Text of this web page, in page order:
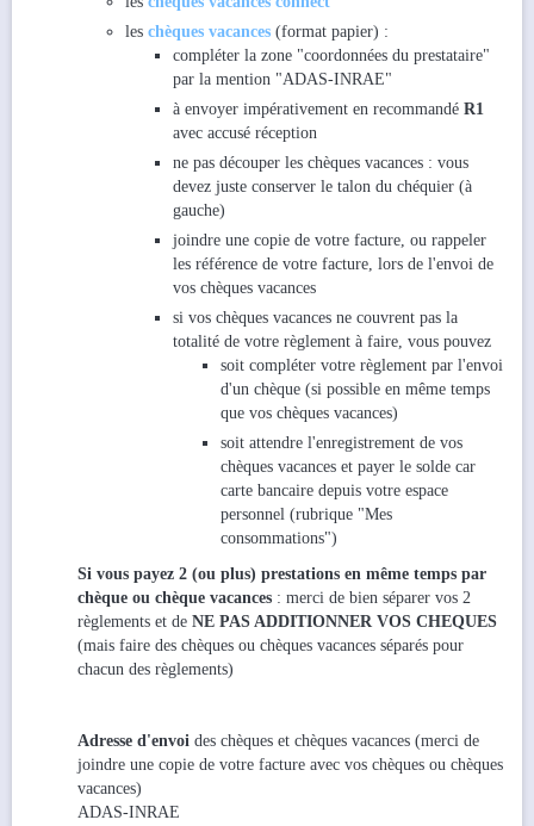
les chèques vacances (format papier) :
compléter la zone "coordonnées du prestataire"
par la mention "ADAS-INRAE"
à envoyer impérativement en recommandé R1
avec accusé réception
ne pas découper les chèques vacances : vous
devez juste conserver le talon du chéquier (à
gauche)
joindre une copie de votre facture, ou rappeler
les référence de votre facture, lors de l'envoi de
vos chèques vacances
si vos chèques vacances ne couvrent pas la
totalité de votre règlement à faire, vous pouvez
soit compléter votre règlement par l'envoi
d'un chèque (si possible en même temps
que vos chèques vacances)
soit attendre l'enregistrement de vos
chèques vacances et payer le solde car
carte bancaire depuis votre espace
personnel (rubrique "Mes
consommations")
Si vous payez 2 (ou plus) prestations en même temps par
chèque ou chèque vacances : merci de bien séparer vos 2
règlements et de NE PAS ADDITIONNER VOS CHEQUES
(mais faire des chèques ou chèques vacances séparés pour
chacun des règlements)
Adresse d'envoi des chèques et chèques vacances (merci de
joindre une copie de votre facture avec vos chèques ou chèques
vacances)
ADAS-INRAE